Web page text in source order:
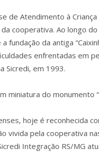
de Atendimento à
cooperativa. Ao longo
da antiga
enfrentadas em
Sicredi, em 1993.
do monumento
hoje é reconhecida
vivida pela cooperativa
Integração RS/MG